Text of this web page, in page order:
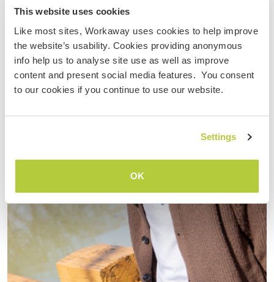
This website uses cookies
Like most sites, Workaway uses cookies to help improve
the website’s usability. Cookies providing anonymous
info help us to analyse site use as well as improve
content and present social media features. You consent
to our cookies if you continue to use our website.
Settings
OK
Gardening and family life in the countryside surrounded